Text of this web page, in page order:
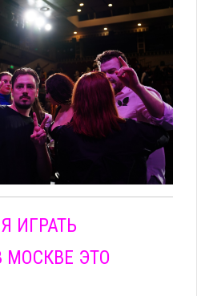
ИГРАТЬ
МОСКВЕ ЭТО